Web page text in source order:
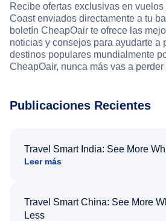
Recibe ofertas exclusivas en
Coast enviados directamente a tu
boletín CheapOair te ofrece las
noticias y consejos para ayudarte a
destinos populares mundialmente
CheapOair, nunca más vas a perder
Publicaciones Recientes
Travel Smart India: See More
Leer más
Travel Smart China: See More
Less